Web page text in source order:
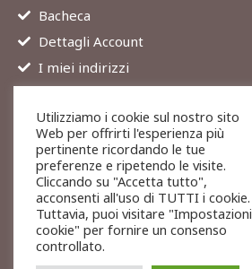
Bacheca
Dettagli Account
I miei indirizzi
Chi siamo
Services
Blog
Contatti
Legali
Termini di servizio
Utilizziamo i cookie sul nostro sito
Web per offrirti l'esperienza più
pertinente ricordando le tue
preferenze e ripetendo le visite.
Cliccando su "Accetta tutto",
acconsenti all'uso di TUTTI i cookie.
Tuttavia, puoi visitare "Impostazioni
cookie" per fornire un consenso
controllato.